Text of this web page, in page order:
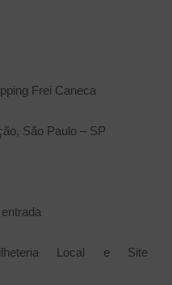
Frei Caneca
São Paulo – SP
Local e Site